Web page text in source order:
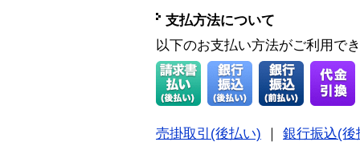
支払方法について
以下のお支払い方法がご利用で
売掛取引(後払い)
銀行振込(後